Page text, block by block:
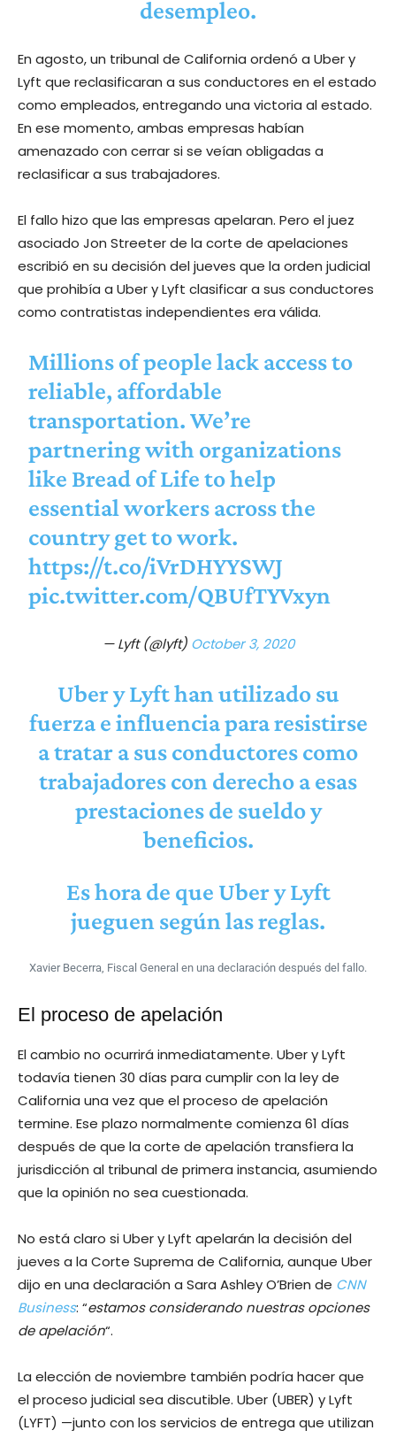
desempleo.
En agosto, un tribunal de California ordenó a Uber y
Lyft que reclasificaran a sus conductores en el estado
como empleados, entregando una victoria al estado.
En ese momento, ambas empresas habían
amenazado con cerrar si se veían obligadas a
reclasificar a sus trabajadores.
El fallo hizo que las empresas apelaran. Pero el juez
asociado Jon Streeter de la corte de apelaciones
escribió en su decisión del jueves que la orden judicial
que prohibía a Uber y Lyft clasificar a sus conductores
como contratistas independientes era válida.
Millions of people lack access to
reliable, affordable
transportation. We’re
partnering with organizations
like Bread of Life to help
essential workers across the
country get to work.
https://t.co/iVrDHYYSWJ
pic.twitter.com/QBUfTYVxyn
— Lyft (@lyft) October 3, 2020
Uber y Lyft han utilizado su
fuerza e influencia para resistirse
a tratar a sus conductores como
trabajadores con derecho a esas
prestaciones de sueldo y
beneficios.
Es hora de que Uber y Lyft
jueguen según las reglas.
Xavier Becerra, Fiscal General en una declaración después del fallo.
El proceso de apelación
El cambio no ocurrirá inmediatamente. Uber y Lyft
todavía tienen 30 días para cumplir con la ley de
California una vez que el proceso de apelación
termine. Ese plazo normalmente comienza 61 días
después de que la corte de apelación transfiera la
jurisdicción al tribunal de primera instancia, asumiendo
que la opinión no sea cuestionada.
No está claro si Uber y Lyft apelarán la decisión del
jueves a la Corte Suprema de California, aunque Uber
dijo en una declaración a Sara Ashley O’Brien de CNN
Business: “estamos considerando nuestras opciones
de apelación“.
La elección de noviembre también podría hacer que
el proceso judicial sea discutible. Uber (UBER) y Lyft
(LYFT) —junto con los servicios de entrega que utilizan